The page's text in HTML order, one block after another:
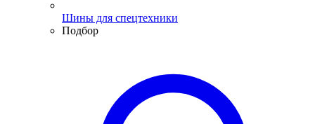
Шины для спецтехники
Подбор